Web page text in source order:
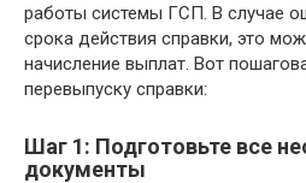
работы системы ГСП. В случае
срока действия справки, это
начисление выплат. Вот
перевыпуску справки:
Шаг 1: Подготовьте все
документы